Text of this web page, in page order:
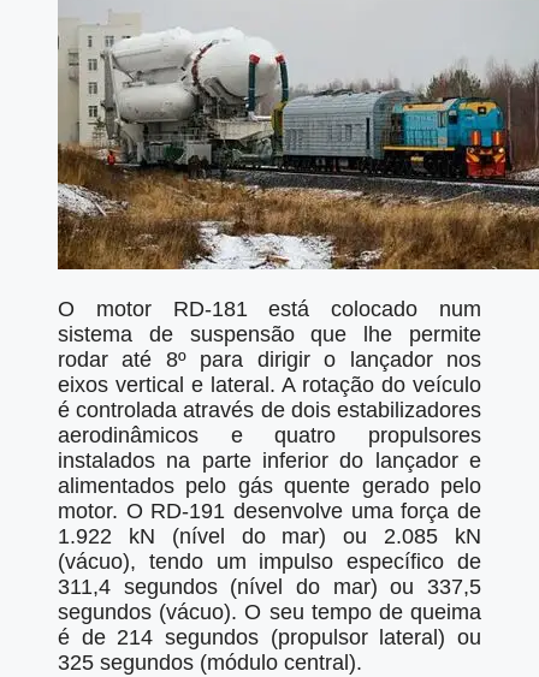
O motor RD-181 está colocado num
sistema de suspensão que lhe permite
rodar até 8º para dirigir o lançador nos
eixos vertical e lateral. A rotação do veículo
é controlada através de dois estabilizadores
aerodinâmicos e quatro propulsores
instalados na parte inferior do lançador e
alimentados pelo gás quente gerado pelo
motor. O RD-191 desenvolve uma força de
1.922 kN (nível do mar) ou 2.085 kN
(vácuo), tendo um impulso específico de
311,4 segundos (nível do mar) ou 337,5
segundos (vácuo). O seu tempo de queima
é de 214 segundos (propulsor lateral) ou
325 segundos (módulo central).